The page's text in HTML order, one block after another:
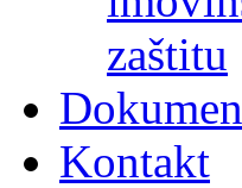
zaštitu
Kontakt